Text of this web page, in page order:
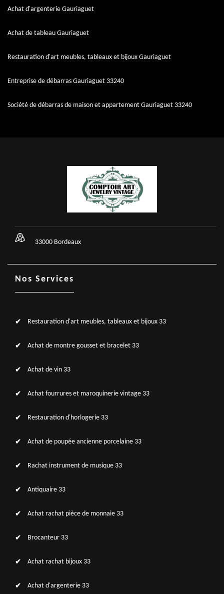
Achat d'argenterie Gauriaguet
Achat de tableau Gauriaguet
Restauration d'art meubles, tableaux et bijoux Gauriaguet
Entreprise de débarras Gauriaguet 33240
Société de débarras de maison et appartement Gauriaguet 33240
33000 Bordeaux
Nos Services
Restauration d'art meubles, tableaux et bijoux 33
Achat de montre gousset et bracelet 33
Achat de vin 33
Achat fourrures et maroquinerie vintage 33
Restauration d'horlogerie 33
Achat de poupée ancienne porcelaine 33
Rachat instrument de musique 33
Antiquaire 33
Achat rachat pièce de monnaie 33
Brocanteur 33
Achat rachat bijoux 33
Achat d'argenterie 33